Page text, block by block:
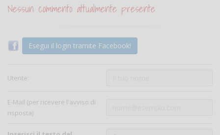
Nessun commento attualmente presente
Esegui il login tramite Facebook!
Utente:
E-Mail (per ricevere l'avviso di
risposta)